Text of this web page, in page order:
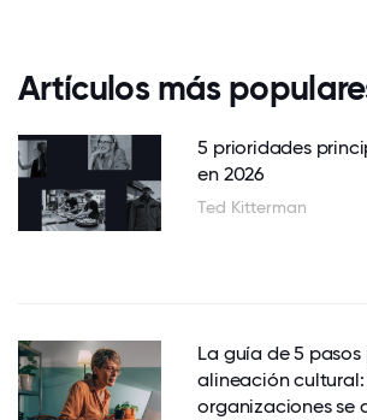
Artículos más
5 prioridades
en 2026
Ted Kitterman
La guía de 5
alineación
organizaciones se